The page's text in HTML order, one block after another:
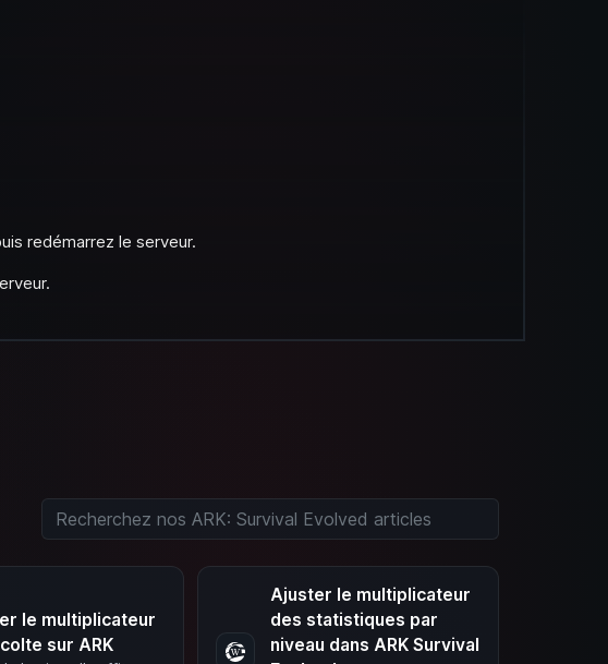
redémarrez le serveur.
le multiplicateur
sur ARK
Ajuster le multiplicateur
des statistiques par
niveau dans ARK Survival